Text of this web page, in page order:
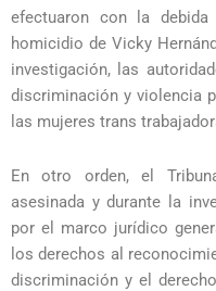
efectuaron con la
homicidio de Vicky
investigación, las
discriminación y violencia
las mujeres trans
En otro orden, el
asesinada y durante la
por el marco jurídico
los derechos al
discriminación y el